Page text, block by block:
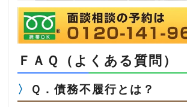
ＦＡＱ（よくある質問）
Ｑ．債務不履行とは？